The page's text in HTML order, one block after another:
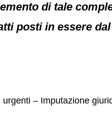
di tale
posti in essere
– Imputazione